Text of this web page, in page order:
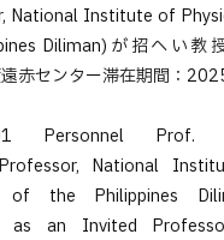
National Institute of
Diliman)が招へい教
赤センター滞在期間：
Personnel
Prof.
National
of the Philippines
as an Invited